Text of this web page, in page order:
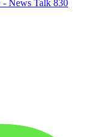
News Talk 830